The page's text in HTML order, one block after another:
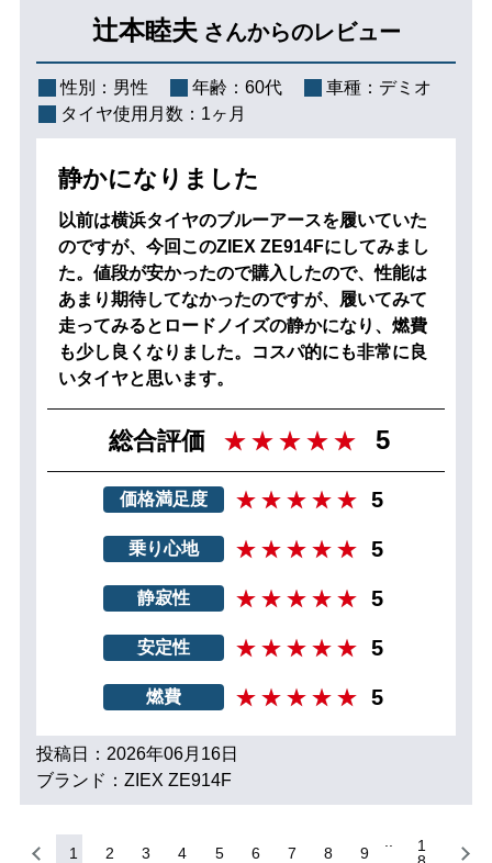
辻本睦夫 さんからのレビュー
性別： 男性 年齢： 60代 車種： デミオ
タイヤ使用月数： 1ヶ月
静かになりました
以前は横浜タイヤのブルーアースを履いていた
のですが、今回このZIEX ZE914Fにしてみまし
た。値段が安かったので購入したので、性能は
あまり期待してなかったのですが、履いてみて
走ってみるとロードノイズの静かになり、燃費
も少し良くなりました。コスパ的にも非常に良
いタイヤと思います。
総合評価 5
価格満足度 5
乗り心地 5
静寂性 5
安定性 5
燃費 5
投稿日：2026年06月16日
ブランド：ZIEX ZE914F
1 2 3 4 5 6 7 8 9
1